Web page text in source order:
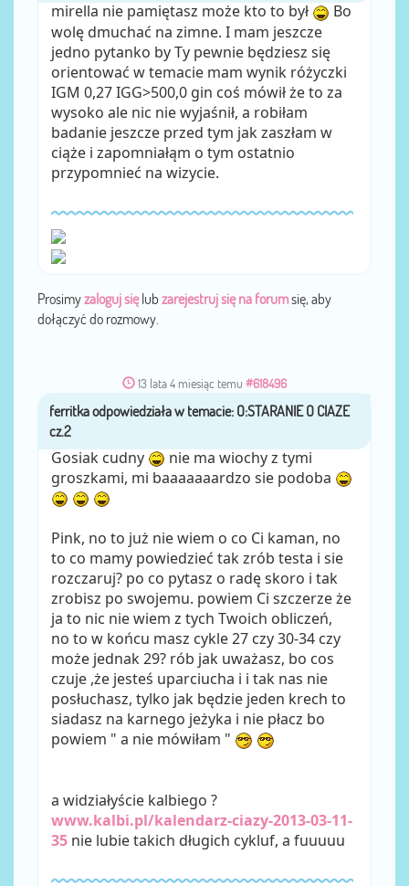
mirella nie pamiętasz może kto to był
Bo
wolę dmuchać na zimne. I mam jeszcze
jedno pytanko by Ty pewnie będziesz się
orientować w temacie mam wynik różyczki
IGM 0,27 IGG>500,0 gin coś mówił że to za
wysoko ale nic nie wyjaśnił, a robiłam
badanie jeszcze przed tym jak zaszłam w
ciąże i zapomniałąm o tym ostatnio
przypomnieć na wizycie.
Prosimyzaloguj sięlub zarejestruj się na forumsię, aby
dołączyć do rozmowy.
13 lata 4 miesiąc temu #618496
przezferritka
Gosiak cudny
nie ma wiochy z tymi
groszkami, mi baaaaaaardzo sie podoba
Pink, no to już nie wiem o co Ci kaman, no
to co mamy powiedzieć tak zrób testa i sie
rozczaruj? po co pytasz o radę skoro i tak
zrobisz po swojemu. powiem Ci szczerze że
ja to nic nie wiem z tych Twoich obliczeń,
no to w końcu masz cykle 27 czy 30-34 czy
może jednak 29? rób jak uważasz, bo cos
czuje ,że jesteś uparciucha i i tak nas nie
posłuchasz, tylko jak będzie jeden krech to
siadasz na karnego jeżyka i nie płacz bo
powiem " a nie mówiłam "
a widziałyście kalbiego ?
www.kalbi.pl/kalendarz-ciazy-2013-03-11-
35 nie lubie takich długich cykluf, a fuuuuu